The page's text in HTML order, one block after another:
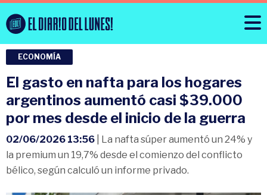
ECONOMÍA
El gasto en nafta para los hogares
argentinos aumentó casi $39.000
por mes desde el inicio de la guerra
02/06/2026 13:56 | La nafta súper aumentó un 24% y
la premium un 19,7% desde el comienzo del conflicto
bélico, según calculó un informe privado.